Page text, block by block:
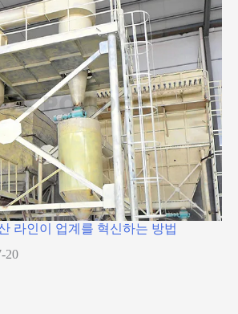
라인이 업계를 혁신하는 방법
20